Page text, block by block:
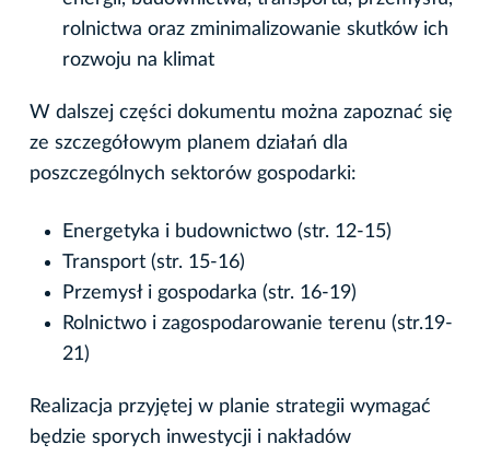
rolnictwa oraz zminimalizowanie skutków ich
rozwoju na klimat
W dalszej części dokumentu można zapoznać się
ze szczegółowym planem działań dla
poszczególnych sektorów gospodarki:
Energetyka i budownictwo (str. 12-15)
Transport (str. 15-16)
Przemysł i gospodarka (str. 16-19)
Rolnictwo i zagospodarowanie terenu (str.19-
21)
Realizacja przyjętej w planie strategii wymagać
będzie sporych inwestycji i nakładów